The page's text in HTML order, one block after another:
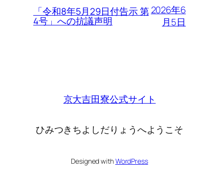
「令和8年5月29日付告示 第
4号」への抗議声明
2026年6
月5日
京大吉田寮公式サイト
ひみつきちよしだりょうへようこそ
Designed withWordPress